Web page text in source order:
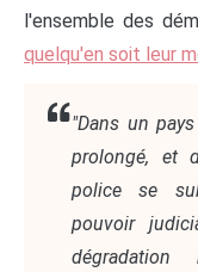
l'ensemble des
quelqu'en soit leur
"Dans un
prolongé, et
police se
pouvoir